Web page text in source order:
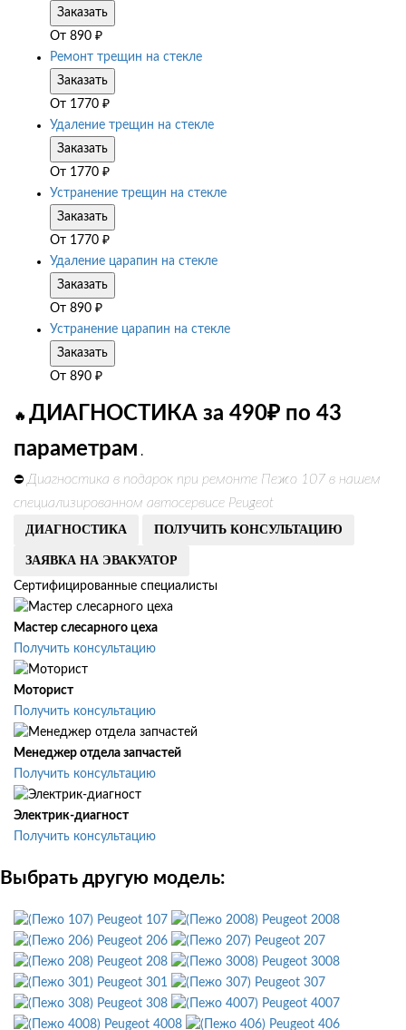
Заказать
От 890 ₽
Ремонт трещин на стекле
Заказать
От 1770 ₽
Удаление трещин на стекле
Заказать
От 1770 ₽
Устранение трещин на стекле
Заказать
От 1770 ₽
Удаление царапин на стекле
Заказать
От 890 ₽
Устранение царапин на стекле
Заказать
От 890 ₽
🔥 ДИАГНОСТИКА за 490₽ по 43
параметрам .
⛔ Диагностика в подарок при ремонте Пежо 107 в нашем
специализированном автосервисе Peugeot
ДИАГНОСТИКА ПОЛУЧИТЬ КОНСУЛЬТАЦИЮ
ЗАЯВКА НА ЭВАКУАТОР
Сертифицированные специалисты
Мастер слесарного цеха
Получить консультацию
Моторист
Получить консультацию
Менеджер отдела запчастей
Получить консультацию
Электрик-диагност
Получить консультацию
Выбрать другую модель:
Peugeot 107
Peugeot 2008
Peugeot 206
Peugeot 207
Peugeot 208
Peugeot 3008
Peugeot 301
Peugeot 307
Peugeot 308
Peugeot 4007
Peugeot 4008
Peugeot 406